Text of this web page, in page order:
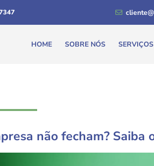
HOME SOBRE NÓS SERVIÇOS
não fecham? Saiba